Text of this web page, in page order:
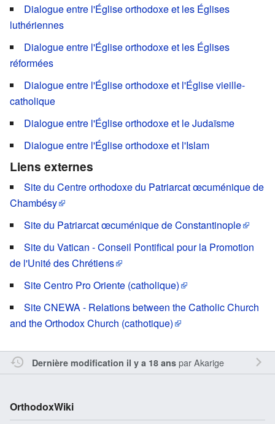
Dialogue entre l'Église orthodoxe et les Églises
luthériennes
Dialogue entre l'Église orthodoxe et les Églises
réformées
Dialogue entre l'Église orthodoxe et l'Église vieille-
catholique
Dialogue entre l'Église orthodoxe et le Judaïsme
Dialogue entre l'Église orthodoxe et l'Islam
Liens externes
Site du Centre orthodoxe du Patriarcat œcuménique de
Chambésy
Site du Patriarcat œcuménique de Constantinople
Site du Vatican - Conseil Pontifical pour la Promotion
de l'Unité des Chrétiens
Site Centro Pro Oriente (catholique)
Site CNEWA - Relations between the Catholic Church
and the Orthodox Church (cathotique)
Dernière modification il y a 18 ansparAkarige
OrthodoxWiki